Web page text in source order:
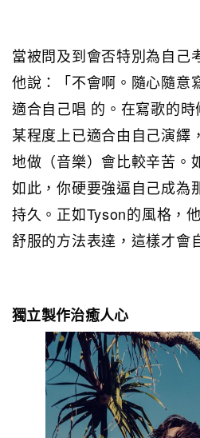
當被問及到會否特別為自己
他說：「不會啊。隨心隨意
適合自己唱 的。在寫歌的時
某程度上已適合由自己演繹
地做（音樂）會比較辛苦。
如此，你硬要強逼自己成為
持久。正如Tyson的風格，
舒服的方法表達，這樣才會
獨立製作治癒人心